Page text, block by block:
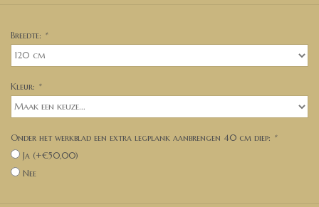
Breedte: *
Kleur: *
Onder het werkblad een extra legplank aanbrengen 40 cm diep: *
Ja (+€50,00)
Nee